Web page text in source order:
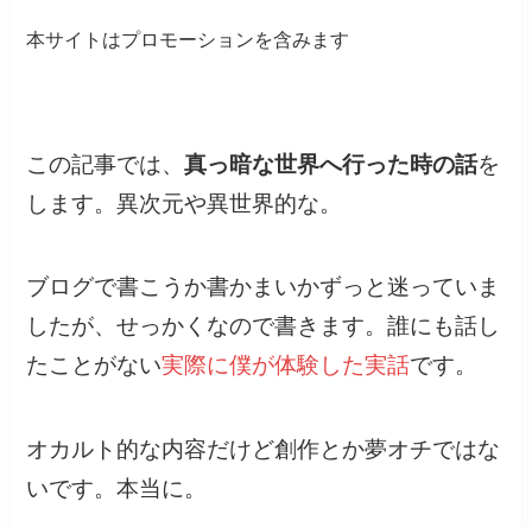
本サイトはプロモーションを含みます
この記事では、真っ暗な世界へ行った時の話を
します。異次元や異世界的な。
ブログで書こうか書かまいかずっと迷っていま
したが、せっかくなので書きます。誰にも話し
たことがない実際に僕が体験した実話です。
オカルト的な内容だけど創作とか夢オチではな
いです。本当に。